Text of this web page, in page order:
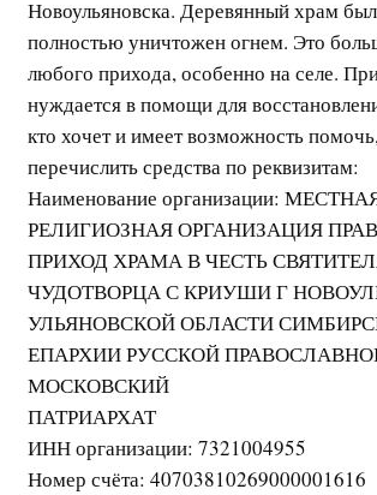
Новоульяновска. Деревянный храм
полностью уничтожен огнем. Это
любого прихода, особенно на селе.
нуждается в помощи для
кто хочет и имеет возможность
перечислить средства по реквизитам:
Наименование организации:
РЕЛИГИОЗНАЯ ОРГАНИЗАЦИЯ
ПРИХОД ХРАМА В ЧЕСТЬ
ЧУДОТВОРЦА С КРИУШИ Г
УЛЬЯНОВСКОЙ ОБЛАСТИ
ЕПАРХИИ РУССКОЙ
МОСКОВСКИЙ
ПАТРИАРХАТ
ИНН организации: 7321004955
Номер счёта: 40703810269000001616